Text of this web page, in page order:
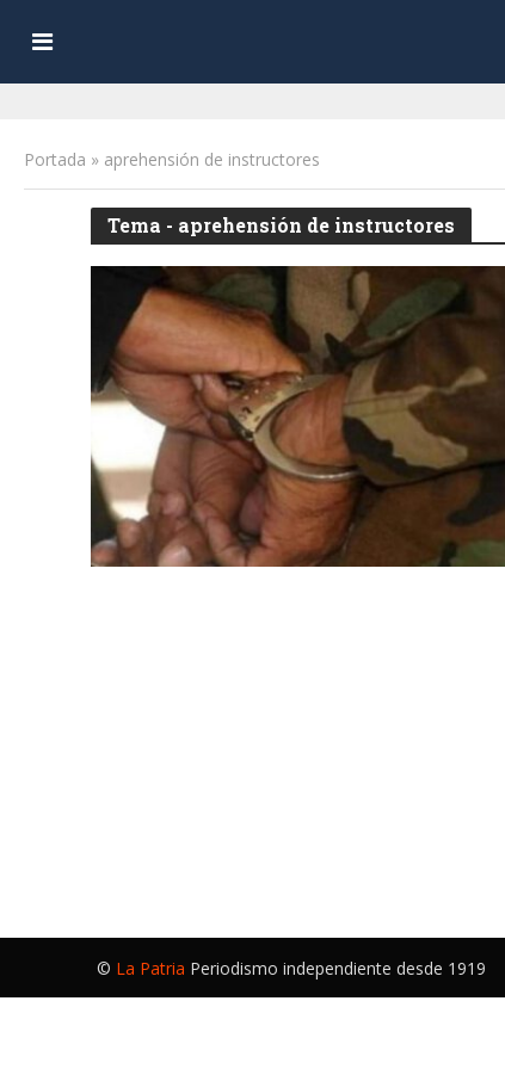
Portada » aprehensión de instructores
Tema - aprehensión de instructores
© La Patria Periodismo independiente desde 1919